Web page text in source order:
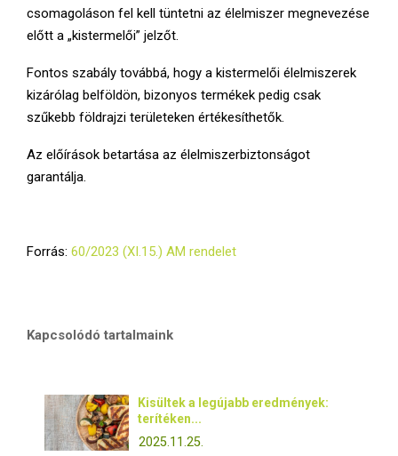
csomagoláson fel kell tüntetni az élelmiszer megnevezése
előtt a „kistermelői” jelzőt.
Fontos szabály továbbá, hogy a kistermelői élelmiszerek
kizárólag belföldön, bizonyos termékek pedig csak
szűkebb földrajzi területeken értékesíthetők.
Az előírások betartása az élelmiszerbiztonságot
garantálja.
Forrás: 60/2023 (XI.15.) AM rendelet
Kapcsolódó tartalmaink
Kisültek a legújabb eredmények:
terítéken...
2025.11.25.